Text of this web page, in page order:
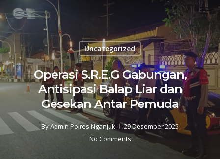
to
main
content
Uncategorized
Operasi S.R.E.G Gabungan,
Antisipasi Balap Liar dan
Gesekan Antar Pemuda
ByAdmin Polres Nganjuk
29 Desember 2025
No Comments
Close
Menu